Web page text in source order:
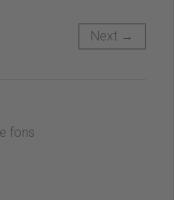
Next →
fons